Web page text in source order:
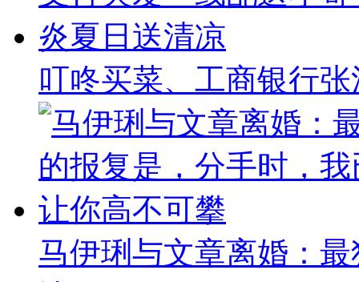
叮咚买菜、工商银行
马伊琍与文章离婚：